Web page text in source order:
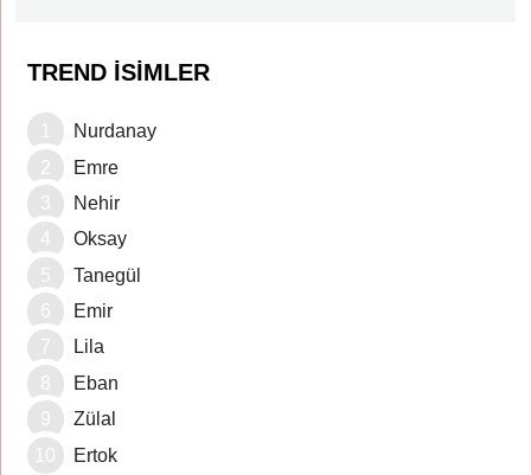
TREND İSIMLER
Nurdanay
Emre
Nehir
Oksay
Tanegül
Emir
Lila
Eban
Zülal
Ertok